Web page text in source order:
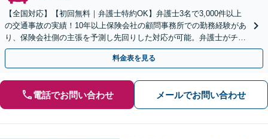
【全国対応】【初回無料｜弁護士特約OK】弁護士3名で3,000件以上
の交通事故の実績！10年以上保険会社の顧問事務所での勤務経験があ
り、保険会社側の主張を予測し先回りした対応が可能。弁護士がチー
ムとなり示談交渉、休業損害、後遺障害等に対応。
料金表を見る
電話でお問い合わせ メールでお問い合わせ